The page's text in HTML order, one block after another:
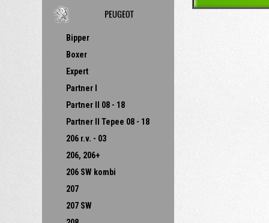
Bipper
Boxer
Expert
Partner I
Partner II 08 - 18
Partner II Tepee 08 - 18
206 r.v. - 03
206, 206+
206 SW kombi
207
207 SW